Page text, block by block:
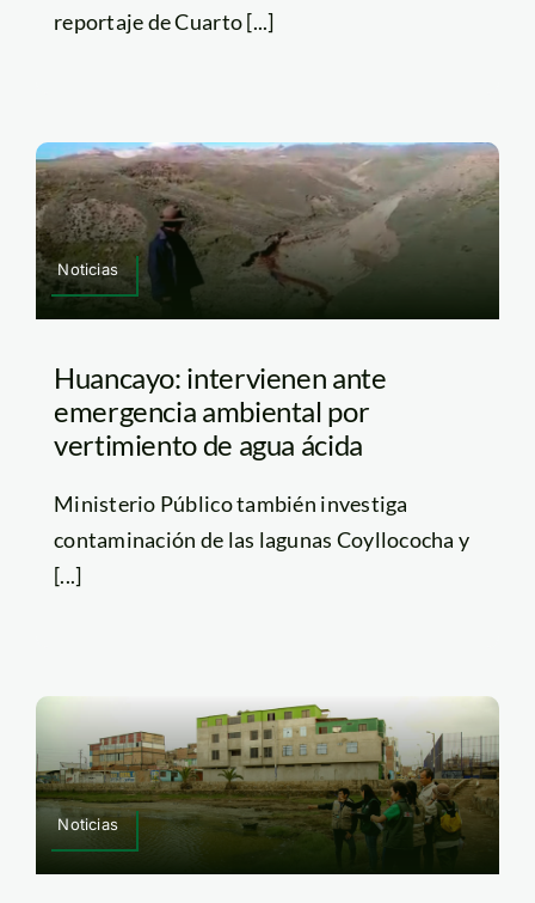
reportaje de Cuarto [...]
Noticias
Huancayo: intervienen ante
emergencia ambiental por
vertimiento de agua ácida
Ministerio Público también investiga
contaminación de las lagunas Coyllococha y
[...]
Noticias